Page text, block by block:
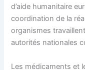
d’aide humanitaire
coordination de la
organismes
autorités nationales
Les médicaments et